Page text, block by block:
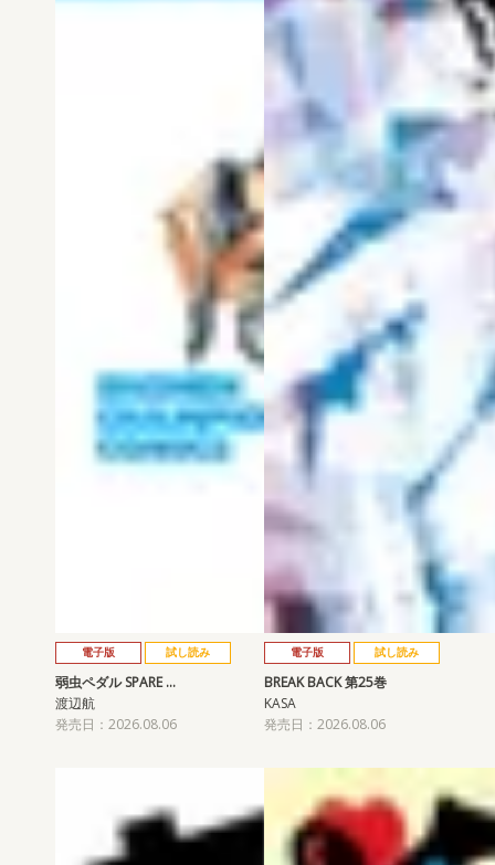
電子版 試し読み
弱虫ペダル SPARE …
渡辺航
発売日：2026.08.06
電子版 試し読み
BREAK BACK 第25巻
KASA
発売日：2026.08.06